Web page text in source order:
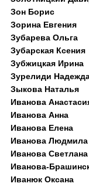
Зон Борис
Зорина Евгения
Зубарева Ольга
Зубарская Ксения
Зубжицкая Ирина
Зурелиди
Зыкова Наталья
Иванова
Иванова Анна
Иванова Елена
Иванова Людмила
Иванова Светлана
Иванова-
Иванюк Оксана